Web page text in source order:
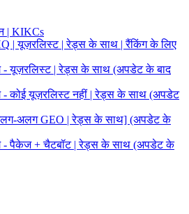
| KIKCs
| यूज़रलिस्ट | रेड्स के साथ | रैंकिंग के लिए
- यूज़रलिस्ट | रेड्स के साथ (अपडेट के बाद
- कोई यूज़रलिस्ट नहीं | रेड्स के साथ (अपडेट
अलग GEO | रेड्स के साथ] (अपडेट के
- पैकेज + चैटबॉट | रेड्स के साथ (अपडेट के